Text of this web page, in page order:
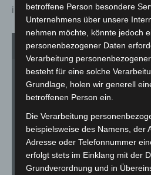
in die weitere Planung einfließen.
betroffene Person besondere
Unternehmens über unsere
nehmen möchte, könnte jedoch
personenbezogener Daten
Verarbeitung
besteht für eine solche
Grundlage, holen wir generell
betroffenen Person ein.
Die Verarbeitung
beispielsweise des Namens, der
Adresse oder Telefonnummer
erfolgt stets im Einklang mit der
Grundverordnung und in